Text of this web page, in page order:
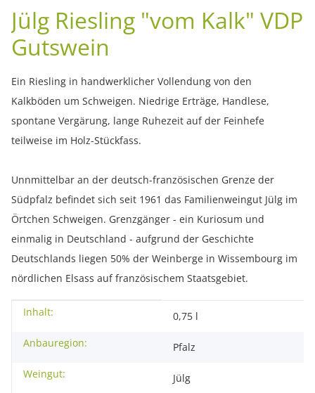
Jülg Riesling "vom Kalk" VDP
Gutswein
Ein Riesling in handwerklicher Vollendung von den
Kalkböden um Schweigen. Niedrige Erträge, Handlese,
spontane Vergärung, lange Ruhezeit auf der Feinhefe
teilweise im Holz-Stückfass.
Unnmittelbar an der deutsch-französischen Grenze der
Südpfalz befindet sich seit 1961 das Familienweingut Jülg im
Örtchen Schweigen. Grenzgänger - ein Kuriosum und
einmalig in Deutschland - aufgrund der Geschichte
Deutschlands liegen 50% der Weinberge in Wissembourg im
nördlichen Elsass auf französischem Staatsgebiet.
Produkteigenschaft
Wert
Inhalt:
0,75 l
Anbauregion:
Pfalz
Weingut:
Jülg